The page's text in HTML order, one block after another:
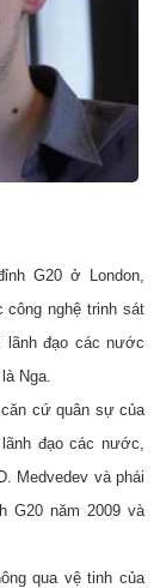
G20 ở London,
công nghệ trinh sát
lãnh đạo các nước
Nga.
cứ quân sự của
lãnh đạo các nước,
Medvedev và phái
G20 năm 2009 và
qua vệ tinh của